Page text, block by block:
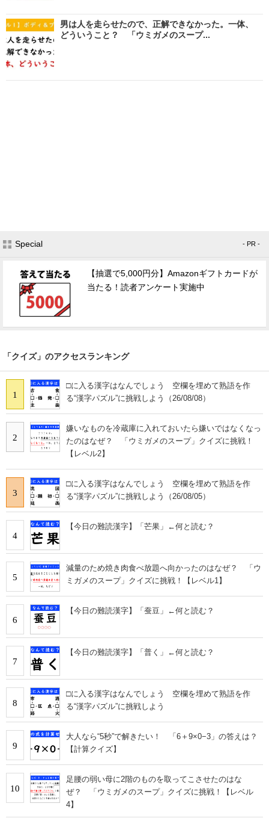
男は人を走らせたので、正解できなかった。一体、
どういうこと？ 「ウミガメのスープ...
Special - PR -
【抽選で5,000円分】Amazonギフトカードが
当たる！読者アンケート実施中
「クイズ」のアクセスランキング
1
□に入る漢字はなんでしょう 空欄を埋めて熟語を作
る“漢字パズル”に挑戦しよう（26/08/08）
2
嫌いなものを冷蔵庫に入れておいたら嫌いではなくなっ
たのはなぜ？ 「ウミガメのスープ」クイズに挑戦！
【レベル2】
3
□に入る漢字はなんでしょう 空欄を埋めて熟語を作
る“漢字パズル”に挑戦しよう（26/08/05）
4
【今日の難読漢字】「芒果」←何と読む？
5
減量のため焼き肉食べ放題へ向かったのはなぜ？ 「ウ
ミガメのスープ」クイズに挑戦！【レベル1】
6
【今日の難読漢字】「蚕豆」←何と読む？
7
【今日の難読漢字】「普く」←何と読む？
8
□に入る漢字はなんでしょう 空欄を埋めて熟語を作
る“漢字パズル”に挑戦しよう
9
大人なら“5秒”で解きたい！ 「6＋9×0−3」の答えは？
【計算クイズ】
10
足腰の弱い母に2階のものを取ってこさせたのはな
ぜ？ 「ウミガメのスープ」クイズに挑戦！【レベル
4】